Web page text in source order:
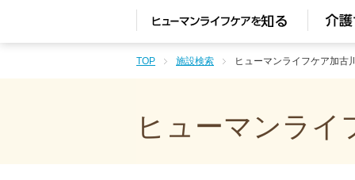
TOP 施設検索 ヒューマンライフケア加古
ヒューマンライ